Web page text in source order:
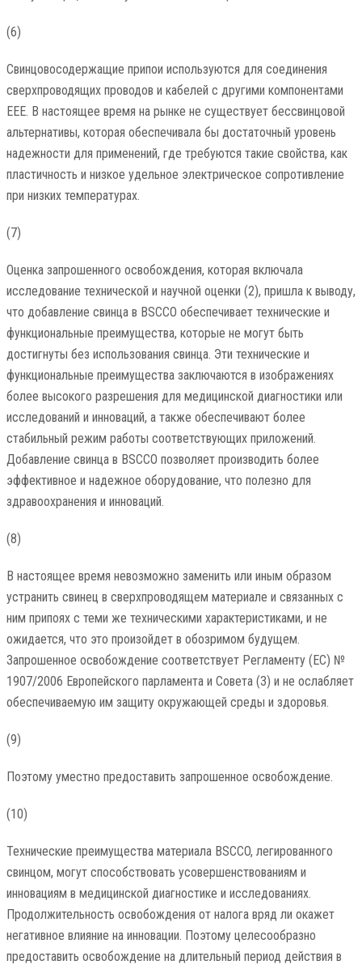
(6)
Свинцовосодержащие припои используются для соединения
сверхпроводящих проводов и кабелей с другими компонентами
EEE. В настоящее время на рынке не существует бессвинцовой
альтернативы, которая обеспечивала бы достаточный уровень
надежности для применений, где требуются такие свойства, как
пластичность и низкое удельное электрическое сопротивление
при низких температурах.
(7)
Оценка запрошенного освобождения, которая включала
исследование технической и научной оценки (2), пришла к выводу,
что добавление свинца в BSCCO обеспечивает технические и
функциональные преимущества, которые не могут быть
достигнуты без использования свинца. Эти технические и
функциональные преимущества заключаются в изображениях
более высокого разрешения для медицинской диагностики или
исследований и инноваций, а также обеспечивают более
стабильный режим работы соответствующих приложений.
Добавление свинца в BSCCO позволяет производить более
эффективное и надежное оборудование, что полезно для
здравоохранения и инноваций.
(8)
В настоящее время невозможно заменить или иным образом
устранить свинец в сверхпроводящем материале и связанных с
ним припоях с теми же техническими характеристиками, и не
ожидается, что это произойдет в обозримом будущем.
Запрошенное освобождение соответствует Регламенту (ЕС) №
1907/2006 Европейского парламента и Совета (3) и не ослабляет
обеспечиваемую им защиту окружающей среды и здоровья.
(9)
Поэтому уместно предоставить запрошенное освобождение.
(10)
Технические преимущества материала BSCCO, легированного
свинцом, могут способствовать усовершенствованиям и
инновациям в медицинской диагностике и исследованиях.
Продолжительность освобождения от налога вряд ли окажет
негативное влияние на инновации. Поэтому целесообразно
предоставить освобождение на длительный период действия в